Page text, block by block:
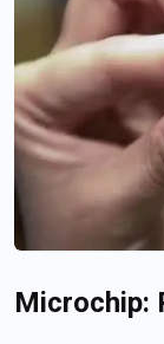
Microchip: